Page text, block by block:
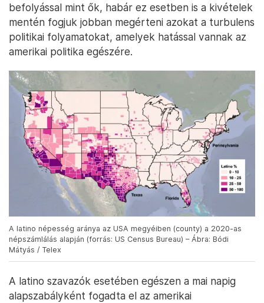
befolyással mint ők, habár ez esetben is a kivételek
mentén fogjuk jobban megérteni azokat a turbulens
politikai folyamatokat, amelyek hatással vannak az
amerikai politika egészére.
A latino népesség aránya az USA megyéiben (county) a 2020-as
népszámlálás alapján (forrás: US Census Bureau) – Ábra: Bódi
Mátyás / Telex
A latino szavazók esetében egészen a mai napig
alapszabályként fogadta el az amerikai